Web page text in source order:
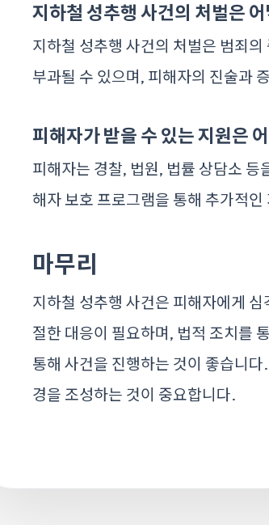
지하철 성추행 사건의 처벌은
지하철 성추행 사건의 처벌은 범죄
부과될 수 있으며, 피해자의 진술과
피해자가 받을 수 있는 지원은
피해자는 경찰, 법원, 법률 상담소 등
해자 보호 프로그램을 통해 추가적
마무리
지하철 성추행 사건은 피해자에게
절한 대응이 필요하며, 법적 조치를
통해 사건을 진행하는 것이 좋습니
경을 조성하는 것이 중요합니다.